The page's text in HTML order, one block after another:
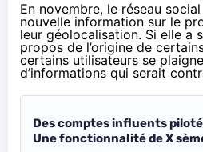
En novembre, le réseau
nouvelle information sur le
leur géolocalisation. Si elle a
propos de l’origine de
certains utilisateurs se
d’informations qui serait
Des comptes influents
Une fonctionnalité de X